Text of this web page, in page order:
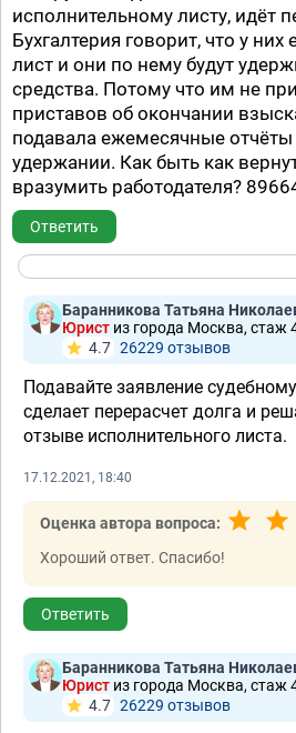
исполнительному листу, идёт
Бухгалтерия говорит, что у
лист и они по нему будут
средства. Потому что им не
приставов об окончании
подавала ежемесячные
удержании. Как быть как
вразумить работодателя?
Ответить
Баранникова Татьяна
Юрист из города Москва, стаж
4.7 26229 отзывов
Подавайте заявление
сделает перерасчет долга и
отзыве исполнительного листа.
17.12.2021, 18:40
Оценка автора вопроса:
Хороший ответ. Спасибо!
Ответить
Баранникова Татьяна
Юрист из города Москва, стаж
4.7 26229 отзывов